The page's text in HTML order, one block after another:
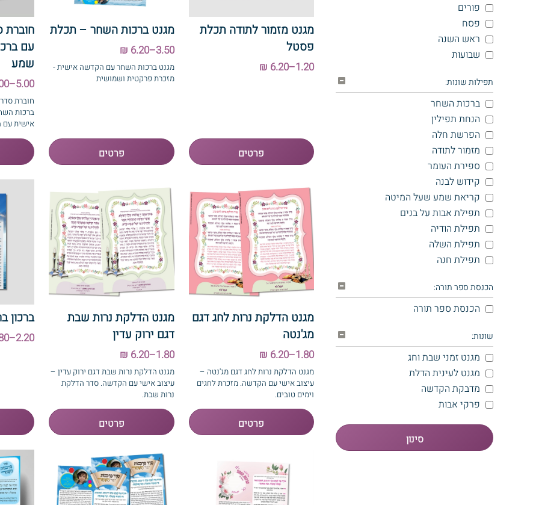
פורים
פסח
ראש השנה
שבועות
תפילות שונות:
ברכות השחר
הנחת תפילין
הפרשת חלה
מזמור לתודה
ספירת העומר
קידוש לבנה
קריאת שמע שעל המיטה
תפילת אבות על בנים
תפילת הודיה
תפילת השלה
תפילת חנה
הכנסת ספר תורה:
הכנסת ספר תורה
שונות:
מגנט זמני שבת וחג
מגנט לעינית הדלת
מדבקת הקדשה
פרקי אבות
מגנט מזמור לתודה תכלת
פסטל
1.20–6.20 ₪
מגנט ברכות השחר – תכלת
3.50–6.20 ₪
מגנט ברכות השחר עם הקדשה אישית -
מזכרת פרקטית ושמושית
חוברת
עם
שמע
5.00–8.00 ₪
חוברת
ברכות
אישית
מגנט הדלקת נרות לחג דגם
מג'נטה
1.80–6.20 ₪
מגנט הדלקת נרות לחג דגם מג'נטה –
עיצוב אישי עם הקדשה. מזכרת לחגים
וימים טובים.
מגנט הדלקת נרות שבת
דגם ירוק עדין
1.80–6.20 ₪
מגנט הדלקת נרות שבת דגם ירוק עדין –
עיצוב אישי עם הקדשה. סדר הדלקת
נרות שבת.
ברכון
2.20–4.80 ₪